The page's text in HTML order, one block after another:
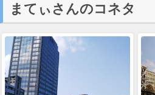
まてぃさんのコネタ